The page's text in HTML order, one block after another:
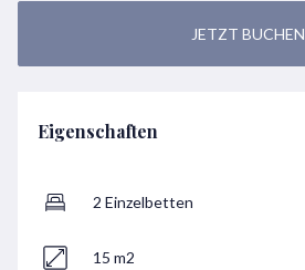
JETZT BUCHEN
Eigenschaften
2 Einzelbetten
15 m2